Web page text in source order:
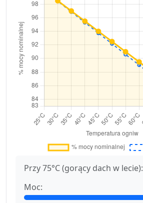
Przy 75°C (gorący dach w lecie):
Moc: